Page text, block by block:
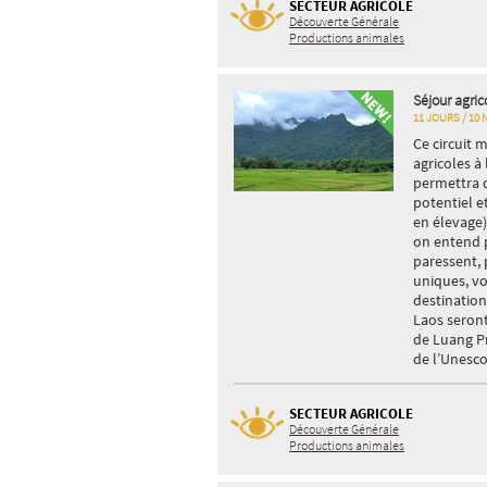
SECTEUR AGRICOLE
Découverte Générale
Productions animales
Séjour
11 JOURS / 10
Ce circuit
agricoles
permettra
potentiel
en
on entend
paressent,
uniques,
Laos
de Luang
de
SECTEUR AGRICOLE
Découverte Générale
Productions animales